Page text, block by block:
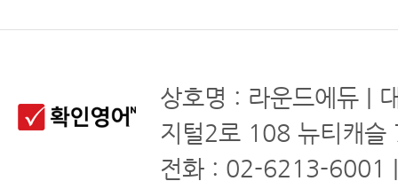
상호명 : 라운드에듀 |
지털2로 108 뉴티캐슬
전화 : 02-6213-6001